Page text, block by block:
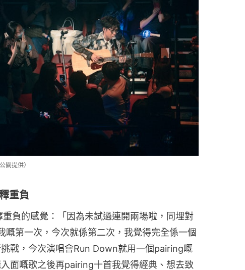
關提供）
重負
負的感覺：「因為未試過連開兩場啦，同埋對
嘅第一次，今次就係第二次，我覺得完全係一個
戰，今次演唱會Run Down就用一個pairing嘅
面嘅歌之後再pairing十首我覺得經典、想去致